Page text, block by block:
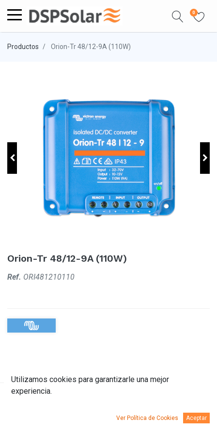
0
Productos Orion-Tr 48/12-9A (110W)
Orion-Tr 48/12-9A (110W)
Ref. ORI481210110
Utilizamos cookies para garantizarle una mejor
experiencia.
Ver Política de Cookies Aceptar